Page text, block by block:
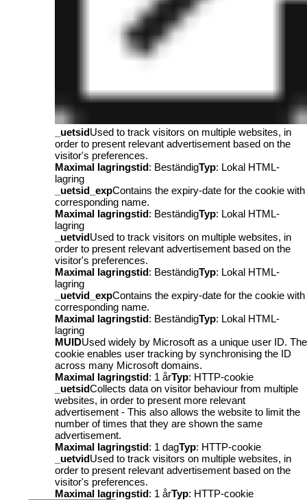
_uetsidUsed to track visitors on multiple websites, in
order to present relevant advertisement based on the
visitor's preferences.
Maximal lagringstid: BeständigTyp: Lokal HTML-
lagring
_uetsid_expContains the expiry-date for the cookie with
corresponding name.
Maximal lagringstid: BeständigTyp: Lokal HTML-
lagring
_uetvidUsed to track visitors on multiple websites, in
order to present relevant advertisement based on the
visitor's preferences.
Maximal lagringstid: BeständigTyp: Lokal HTML-
lagring
_uetvid_expContains the expiry-date for the cookie with
corresponding name.
Maximal lagringstid: BeständigTyp: Lokal HTML-
lagring
MUIDUsed widely by Microsoft as a unique user ID. The
cookie enables user tracking by synchronising the ID
across many Microsoft domains.
Maximal lagringstid: 1 årTyp: HTTP-cookie
_uetsidCollects data on visitor behaviour from multiple
websites, in order to present more relevant
advertisement - This also allows the website to limit the
number of times that they are shown the same
advertisement.
Maximal lagringstid: 1 dagTyp: HTTP-cookie
_uetvidUsed to track visitors on multiple websites, in
order to present relevant advertisement based on the
visitor's preferences.
Maximal lagringstid: 1 årTyp: HTTP-cookie